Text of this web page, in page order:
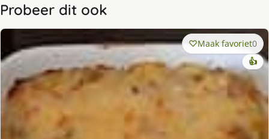
Probeer dit ook
Maak favoriet0
👍